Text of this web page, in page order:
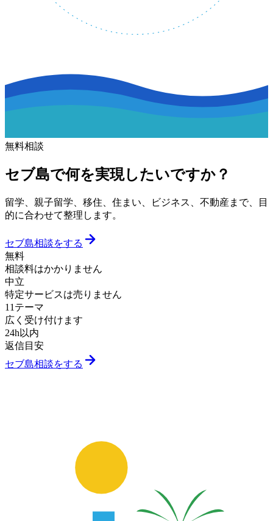
無料相談
セブ島で何を実現したいですか？
留学、親子留学、移住、住まい、ビジネス、不動産まで、目
的に合わせて整理します。
セブ島相談をする
無料
相談料はかかりません
中立
特定サービスは売りません
11テーマ
広く受け付けます
24h以内
返信目安
セブ島相談をする